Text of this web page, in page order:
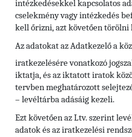
intézkedésekkel kapcsolatos
cselekmény vagy intézkedés
kell őrizni, azt követően törölni
Az adatokat az Adatkezelő a
iratkezelésére vonatkozó
iktatja, és az iktatott iratok
tervben meghatározott
– levéltárba adásáig kezeli.
Ezt követően az Ltv. szerint
adatok és az iratkezelési